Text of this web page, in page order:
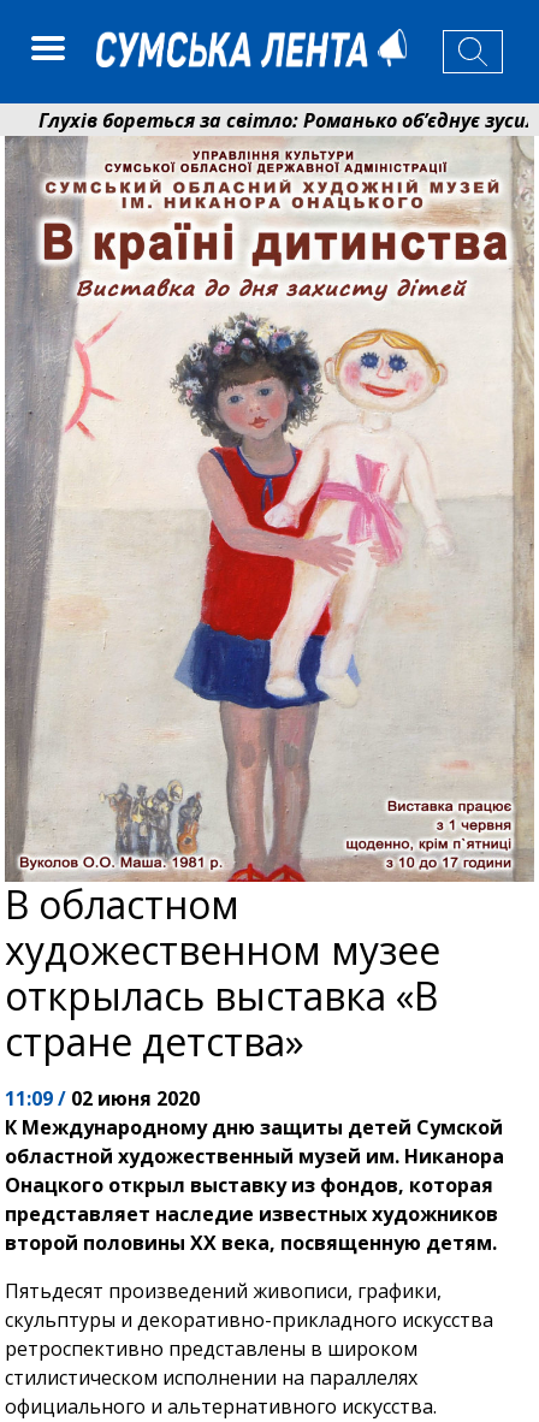
бореться за світло: Романько об’єднує зусилля
фонд Сумщини спрямував 0,2 млрд грн на
В областном
художественном музее
открылась выставка «В
стране детства»
11:09 / 02 июня 2020
К Международному дню защиты детей Сумской
областной художественный музей им. Никанора
Онацкого открыл выставку из фондов, которая
представляет наследие известных художников
второй половины ХХ века, посвященную детям.
Пятьдесят произведений живописи, графики,
скульптуры и декоративно-прикладного искусства
ретроспективно представлены в широком
стилистическом исполнении на параллелях
официального и альтернативного искусства.